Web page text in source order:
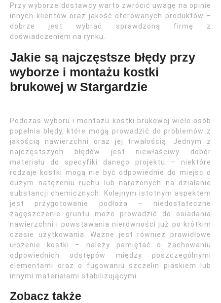
Przy wyborze dostawcy warto zwrócić uwagę na opinie
innych klientów oraz jakość oferowanych produktów –
dobrze jest wybrać sprawdzoną firmę z
doświadczeniem na rynku.
Jakie są najczęstsze błędy przy
wyborze i montażu kostki
brukowej w Stargardzie
Podczas wyboru i montażu kostki brukowej wiele osób
popełnia błędy, które mogą prowadzić do problemów z
jakością nawierzchni oraz jej trwałością. Jednym z
najczęstszych błędów jest niewłaściwy dobór
materiału do specyfiki danego projektu – niektóre
rodzaje kostki mogą nie być odpowiednie do miejsc o
dużym natężeniu ruchu lub narażonych na działanie
substancji chemicznych. Kolejnym istotnym aspektem
jest przygotowanie podłoża – niedostateczne
zagęszczenie gruntu może prowadzić do osiadania
nawierzchni i powstawania nierówności już po krótkim
czasie użytkowania. Ważne jest również prawidłowe
ułożenie kostki – należy pamiętać o zachowaniu
odpowiednich odstępów między poszczególnymi
elementami oraz o fugowaniu szczelin piaskiem lub
innymi materiałami stabilizującymi.
Zobacz także